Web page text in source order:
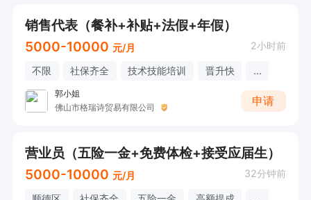
销售代表（餐补+补贴+法假+年假）
5000-10000 元/月 2小时前
不限 社保齐全 技术技能培训 晋升快 ...
郭小姐
佛山市格瑞诗贸易有限公司
申请
营业员（五险一金+免费体检+接受应届生）
5000-10000 元/月 32分钟前